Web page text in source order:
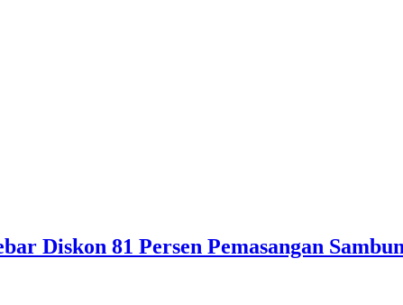
Diskon 81 Persen Pemasangan